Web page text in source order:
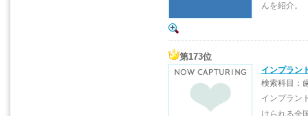
んを紹介。
第173位
インプラン
検索科目：
インプラン
けられる全